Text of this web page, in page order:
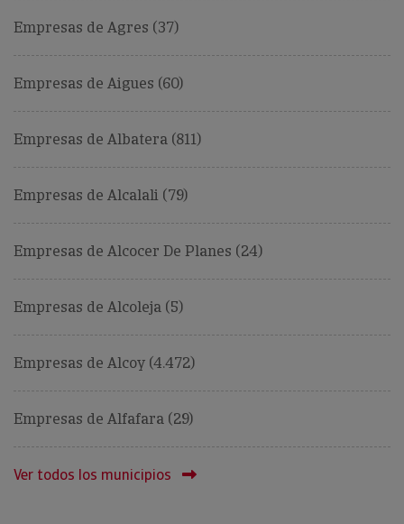
Empresas de Agres (37)
Empresas de Aigues (60)
Empresas de Albatera (811)
Empresas de Alcalali (79)
Empresas de Alcocer De Planes (24)
Empresas de Alcoleja (5)
Empresas de Alcoy (4.472)
Empresas de Alfafara (29)
Ver todos los municipios